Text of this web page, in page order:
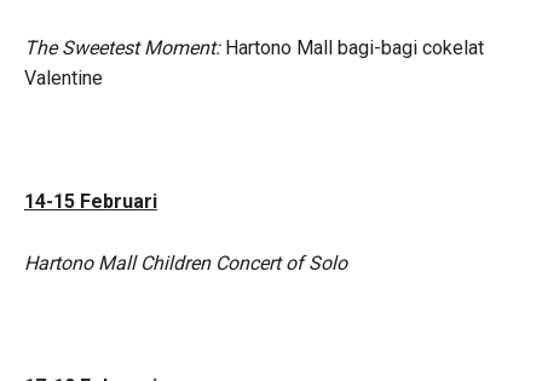
The Sweetest Moment: Hartono Mall bagi-bagi cokelat
Valentine
14-15 Februari
Hartono Mall Children Concert of Solo